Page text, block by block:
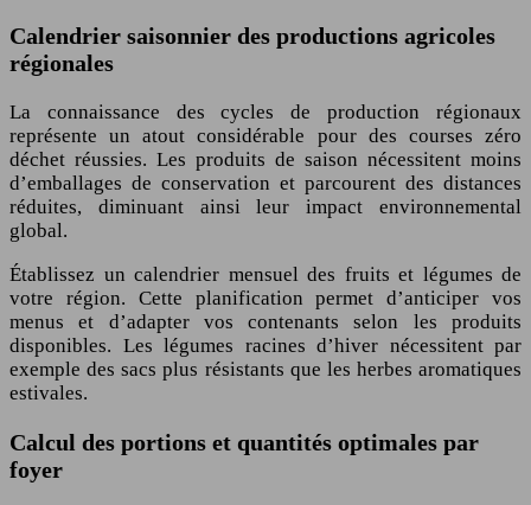
Calendrier saisonnier des productions agricoles
régionales
La connaissance des cycles de production régionaux
représente un atout considérable pour des courses zéro
déchet réussies. Les produits de saison nécessitent moins
d’emballages de conservation et parcourent des distances
réduites, diminuant ainsi leur impact environnemental
global.
Établissez un calendrier mensuel des fruits et légumes de
votre région. Cette planification permet d’anticiper vos
menus et d’adapter vos contenants selon les produits
disponibles. Les légumes racines d’hiver nécessitent par
exemple des sacs plus résistants que les herbes aromatiques
estivales.
Calcul des portions et quantités optimales par
foyer